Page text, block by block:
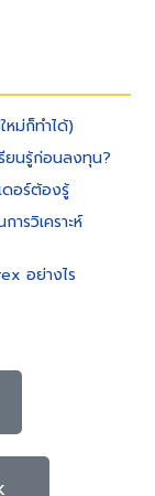
ม่ก็ทำได้)
ยนรู้ก่อนลงทุน?
ดอร์ต้องรู้
ารวิเคราะห์
อย่างไร